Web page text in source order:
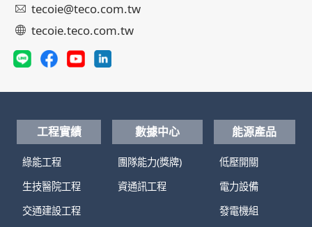
tecoie@teco.com.tw
tecoie.teco.com.tw
工程實績
綠能工程
生技醫院工程
交通建設工程
數據中心
團隊能力(獎牌)
資通訊工程
能源產品
低壓開關
電力設備
發電機組